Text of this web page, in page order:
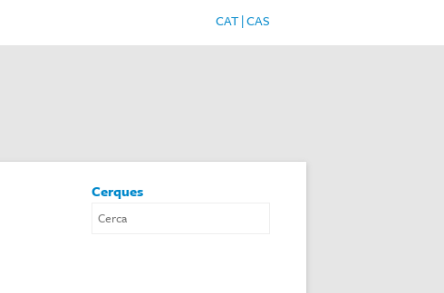
CAT|CAS
Cerques